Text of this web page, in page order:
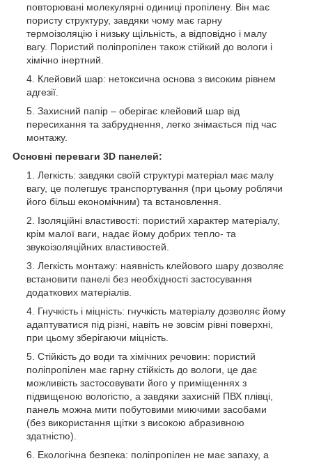
повторювані молекулярні одиниці пропілену. Він має
пористу структуру, завдяки чому має гарну
термоізоляцію і низьку щільність, а відповідно і малу
вагу. Пористий поліпропілен також стійкий до вологи і
хімічно інертний.
Клейовий шар: нетоксична основа з високим рівнем
адгезії.
Захисний папір – оберігає клейовий шар від
пересихання та забруднення, легко знімається під час
монтажу.
Основні переваги 3D панелей:
Легкість: завдяки своїй структурі матеріал має малу
вагу, це полегшує транспортування (при цьому роблячи
його більш економічним) та встановлення.
Ізоляційні властивості: пористий характер матеріалу,
крім малої ваги, надає йому добрих тепло- та
звукоізоляційних властивостей.
Легкість монтажу: наявність клейового шару дозволяє
встановити панелі без необхідності застосування
додаткових матеріалів.
Гнучкість і міцність: гнучкість матеріалу дозволяє йому
адаптуватися під різні, навіть не зовсім рівні поверхні,
при цьому зберігаючи міцність.
Стійкість до води та хімічних речовин: пористий
поліпропілен має гарну стійкість до вологи, це дає
можливість застосовувати його у приміщеннях з
підвищеною вологістю, а завдяки захисній ПВХ плівці,
панель можна мити побутовими миючими засобами
(без використання щітки з високою абразивною
здатністю).
Екологічна безпека: поліпропілен не має запаху, а